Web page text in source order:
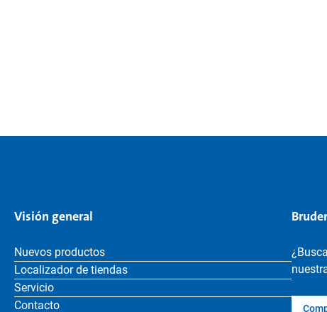
Visión general
Nuevos productos
Localizador de tiendas
Servicio
Contacto